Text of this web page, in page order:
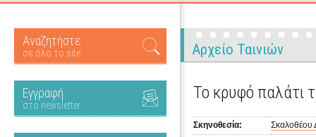
Αναζητήστε
σε όλο το site
Εγγραφή
στο newsletter
Αρχείο Ταινιών
Το κρυφό παλάτι
Σκηνοθεσία:
Σκαλοθέου